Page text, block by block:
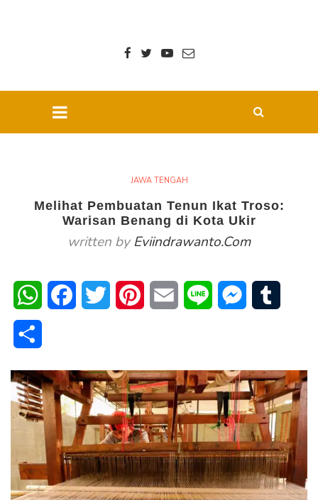
JAWA TENGAH
Melihat Pembuatan Tenun Ikat Troso:
Warisan Benang di Kota Ukir
written byEviindrawanto.com
WhatsAppFacebookTwitter PinterestEmail Line Messenger